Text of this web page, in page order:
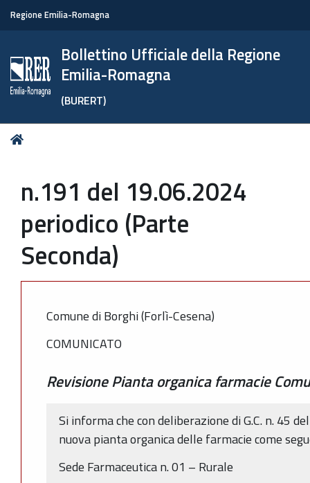
Regione Emilia-Romagna
Bollettino Ufficiale della Regione
Emilia-Romagna
(BURERT)
Tu
n.191 del 19.06.2024
periodico (Parte
Seconda)
Comune di Borghi (Forlì-Cesena)
COMUNICATO
Revisione Pianta organica farmacie
Si informa che con deliberazione di G.C. n. 45
nuova pianta organica delle farmacie come
Sede Farmaceutica n. 01 – Rurale